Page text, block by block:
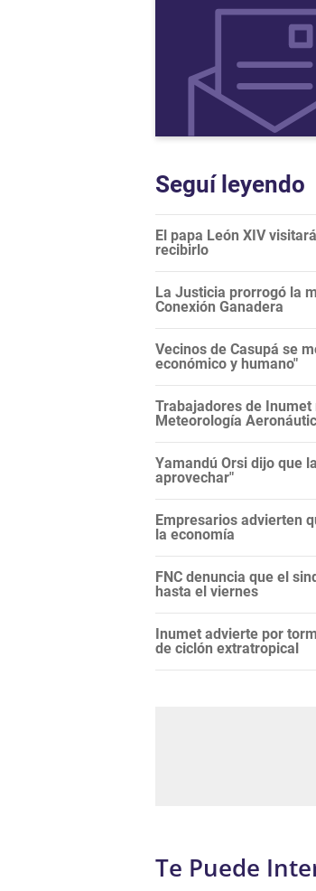
Seguí leyendo
El papa León XIV
recibirlo
La Justicia prorrogó la
Conexión Ganadera
Vecinos de Casupá se
económico y humano"
Trabajadores de
Meteorología
Yamandú Orsi dijo que
aprovechar"
Empresarios advierten
la economía
FNC denuncia que el
hasta el viernes
Inumet advierte por
de ciclón extratropical
Te Puede